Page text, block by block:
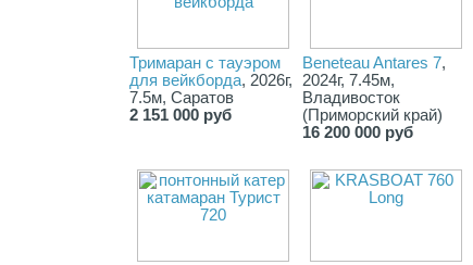
Тримаран с тауэром
для вейкборда, 2026г,
7.5м, Саратов
2 151 000 руб
Beneteau Antares 7,
2024г, 7.45м,
Владивосток
(Приморский край)
16 200 000 руб